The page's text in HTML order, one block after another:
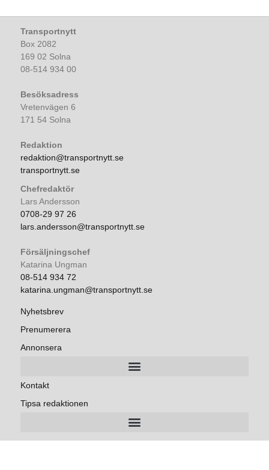
Transportnytt
Box 2082
169 02 Solna
08-514 934 00
Besöksadress
Vretenvägen 6
171 54 Solna
Redaktion
redaktion@transportnytt.se
transportnytt.se
Chefredaktör
Lars Andersson
0708-29 97 26
lars.andersson@transportnytt.se
Försäljningschef
Katarina Ungman
08-514 934 72
katarina.ungman@transportnytt.se
Nyhetsbrev
Prenumerera
Annonsera
Kontakt
Tipsa redaktionen